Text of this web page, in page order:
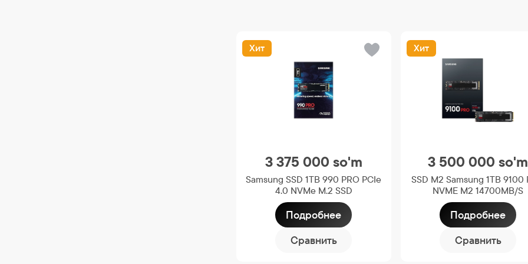
Хит
3 375 000 so'm
Samsung SSD 1TB 990 PRO PCIe
4.0 NVMe M.2 SSD
Подробнее
Сравнить
Хит
3 500 000 so'm
SSD M2 Samsung 1TB 9100
NVME M2 14700MB/S
Подробнее
Сравнить